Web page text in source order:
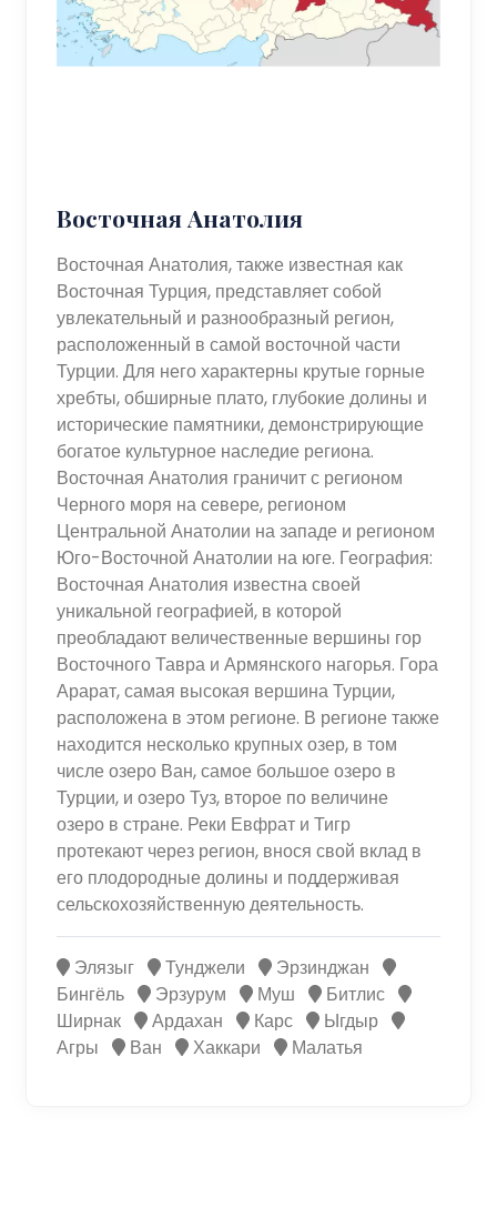
Восточная Анатолия
Восточная Анатолия, также известная как
Восточная Турция, представляет собой
увлекательный и разнообразный регион,
расположенный в самой восточной части
Турции. Для него характерны крутые горные
хребты, обширные плато, глубокие долины и
исторические памятники, демонстрирующие
богатое культурное наследие региона.
Восточная Анатолия граничит с регионом
Черного моря на севере, регионом
Центральной Анатолии на западе и регионом
Юго-Восточной Анатолии на юге. География:
Восточная Анатолия известна своей
уникальной географией, в которой
преобладают величественные вершины гор
Восточного Тавра и Армянского нагорья. Гора
Арарат, самая высокая вершина Турции,
расположена в этом регионе. В регионе также
находится несколько крупных озер, в том
числе озеро Ван, самое большое озеро в
Турции, и озеро Туз, второе по величине
озеро в стране. Реки Евфрат и Тигр
протекают через регион, внося свой вклад в
его плодородные долины и поддерживая
сельскохозяйственную деятельность.
Элязыг Тунджели
Эрзинджан
Бингёль
Эрзурум Муш
Битлис
Ширнак
Ардахан Карс
Ыгдыр
Агры
Ван Хаккари Малатья